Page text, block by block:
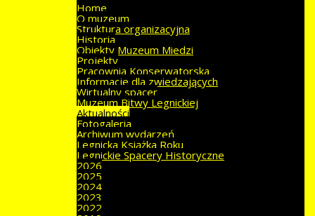
Home
O muzeum
Struktura organizacyjna
Historia
Obiekty Muzeum Miedzi
Projekty
Pracownia Konserwatorska
Informacje dla zwiedzających
Wirtualny spacer
Muzeum Bitwy Legnickiej
Aktualności
Fotogaleria
Archiwum wydarzeń
Legnicka Książka Roku
Legnickie Spacery Historyczne
2026
2025
2024
2023
2022